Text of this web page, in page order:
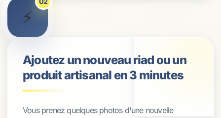
⚡
Ajoutez un nouveau riad ou un
produit artisanal en 3 minutes
Vous prenez quelques photos d'une nouvelle